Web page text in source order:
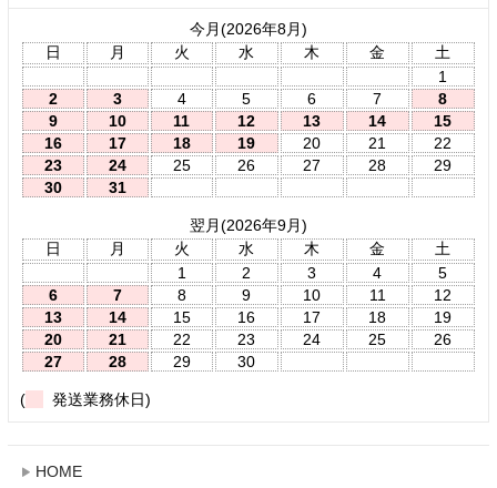
今月(2026年8月)
日
月 火 水 木 金
土
1
2
3 4 5 6 7
8
9
10 11 12 13 14
15
16
17 18 19 20 21
22
23
24 25 26 27 28
29
30
31
翌月(2026年9月)
日
月 火 水 木 金
土
1
2 3 4
5
6
7 8 9 10 11
12
13
14 15 16 17 18
19
20
21 22 23 24 25
26
27
28 29 30
( 発送業務休日)
HOME